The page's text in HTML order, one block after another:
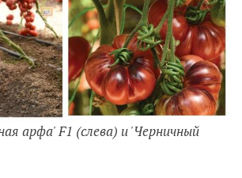
арфа' F1 (слева) и 'Черничный